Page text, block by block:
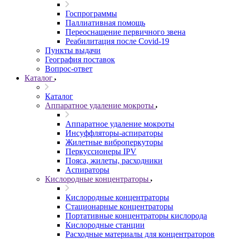
Госпрограммы
Паллиативная помощь
Переоснащение первичного звена
Реабилитация после Covid-19
Пункты выдачи
География поставок
Вопрос-ответ
Каталог
Каталог
Аппаратное удаление мокроты
Аппаратное удаление мокроты
Инсуффляторы-аспираторы
Жилетные виброперкуторы
Перкуссионеры IPV
Пояса, жилеты, расходники
Аспираторы
Кислородные концентраторы
Кислородные концентраторы
Стационарные концентраторы
Портативные концентраторы кислорода
Кислородные станции
Расходные материалы для концентраторов